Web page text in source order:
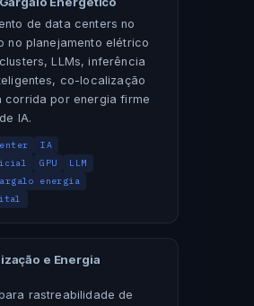
de data centers no
no planejamento elétrico
LLMs, inferência
co-localização
corrida por energia firme
IA.
IA
GPU
LLM
energia
e Energia
rastreabilidade de